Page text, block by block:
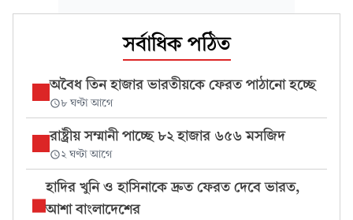
সর্বাধিক পঠিত
অবৈধ তিন হাজার ভারতীয়কে ফেরত পাঠানো হচ্ছে
৮ ঘণ্টা আগে
রাষ্ট্রীয় সম্মানী পাচ্ছে ৮২ হাজার ৬৫৬ মসজিদ
২ ঘণ্টা আগে
হাদির খুনি ও হাসিনাকে দ্রুত ফেরত দেবে ভারত,
আশা বাংলাদেশের